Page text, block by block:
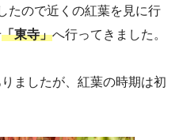
たので近くの紅葉を見に行
「東寺」へ行ってきました。
ましたが、紅葉の時期は初